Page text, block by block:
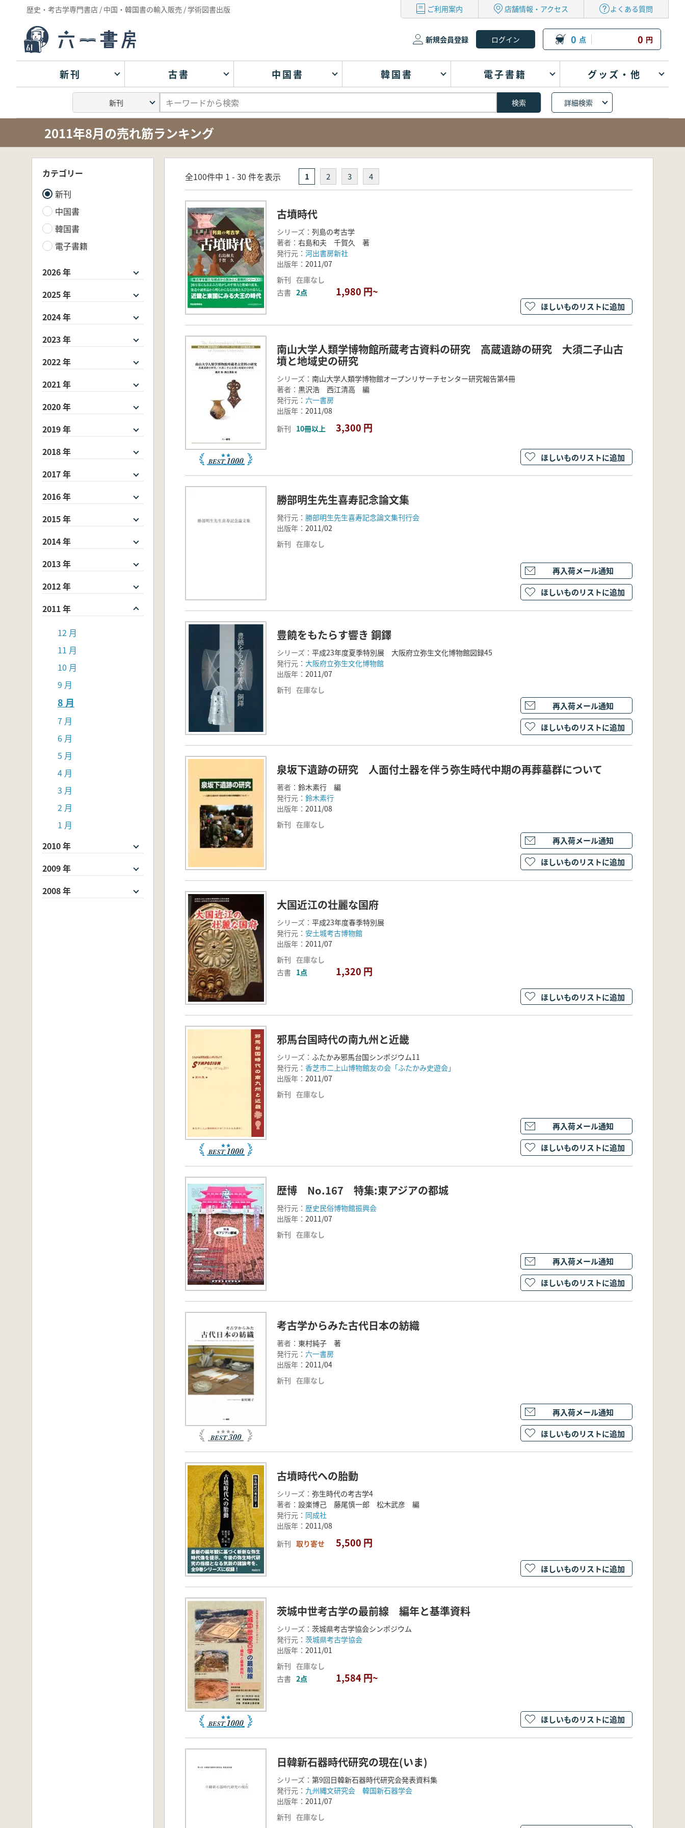
歴史・考古学専門書店 / 中国・韓国書の輸入販売 / 学術図書出版 ご利用案内 店舗情報・アクセス よくある質問
新規会員登録 0 点 0 円
新刊 古書 中国書 韓国書 電子書籍 グッズ・他
詳細検索
2011年8月の売れ筋ランキング
カテゴリー
新刊
中国書
韓国書
電子書籍
2026 年
2025 年
2024 年
2023 年
2022 年
2021 年
2020 年
2019 年
2018 年
2017 年
2016 年
2015 年
2014 年
2013 年
2012 年
2011 年
12 月
11 月
10 月
9 月
8 月
7 月
6 月
5 月
4 月
3 月
2 月
1 月
2010 年
2009 年
2008 年
全100件中 1 - 30 件を表示 1 2 3 4
古墳時代
シリーズ： 列島の考古学
著者： 右島和夫 千賀久 著
発行元： 河出書房新社
出版年： 2011/07
新刊 在庫なし
古書 2点 1,980 円~
ほしいものリストに追加
南山大学人類学博物館所蔵考古資料の研究 高蔵遺跡の研究 大須二子山古
墳と地域史の研究
シリーズ： 南山大学人類学博物館オープンリサーチセンター研究報告第4冊
著者： 黒沢浩 西江清高 編
発行元： 六一書房
出版年： 2011/08
新刊 10冊以上 3,300 円
ほしいものリストに追加
勝部明生先生喜寿記念論文集
発行元： 勝部明生先生喜寿記念論文集刊行会
出版年： 2011/02
新刊 在庫なし
再入荷メール通知
ほしいものリストに追加
豊饒をもたらす響き 銅鐸
シリーズ： 平成23年度夏季特別展 大阪府立弥生文化博物館図録45
発行元： 大阪府立弥生文化博物館
出版年： 2011/07
新刊 在庫なし
再入荷メール通知
ほしいものリストに追加
泉坂下遺跡の研究 人面付土器を伴う弥生時代中期の再葬墓群について
著者： 鈴木素行 編
発行元： 鈴木素行
出版年： 2011/08
新刊 在庫なし
再入荷メール通知
ほしいものリストに追加
大国近江の壮麗な国府
シリーズ： 平成23年度春季特別展
発行元： 安土城考古博物館
出版年： 2011/07
新刊 在庫なし
古書 1点 1,320 円
ほしいものリストに追加
邪馬台国時代の南九州と近畿
シリーズ： ふたかみ邪馬台国シンポジウム11
発行元： 香芝市二上山博物館友の会「ふたかみ史遊会」
出版年： 2011/07
新刊 在庫なし
再入荷メール通知
ほしいものリストに追加
歴博 No.167 特集:東アジアの都城
発行元： 歴史民俗博物館振興会
出版年： 2011/07
新刊 在庫なし
再入荷メール通知
ほしいものリストに追加
考古学からみた古代日本の紡織
著者： 東村純子 著
発行元： 六一書房
出版年： 2011/04
新刊 在庫なし
再入荷メール通知
ほしいものリストに追加
古墳時代への胎動
シリーズ： 弥生時代の考古学4
著者： 設楽博己 藤尾慎一郎 松木武彦 編
発行元： 同成社
出版年： 2011/08
新刊 取り寄せ 5,500 円
ほしいものリストに追加
茨城中世考古学の最前線 編年と基準資料
シリーズ： 茨城県考古学協会シンポジウム
発行元： 茨城県考古学協会
出版年： 2011/01
新刊 在庫なし
古書 2点 1,584 円~
ほしいものリストに追加
日韓新石器時代研究の現在(いま)
シリーズ： 第9回日韓新石器時代研究会発表資料集
発行元： 九州縄文研究会 韓国新石器学会
出版年： 2011/07
新刊 在庫なし